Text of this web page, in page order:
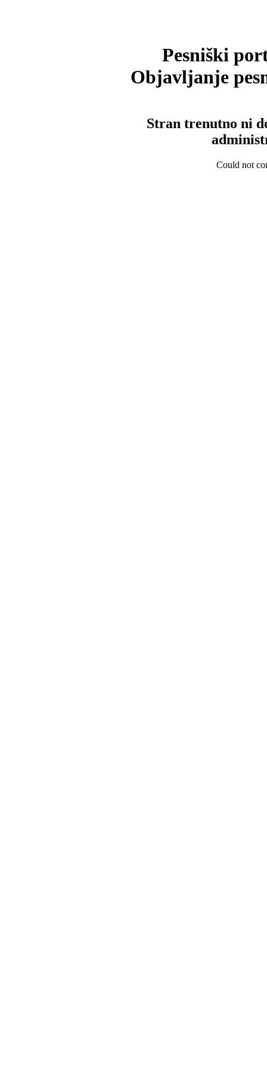
Pesniški
Objavljanje
Stran trenutno ni
Could not